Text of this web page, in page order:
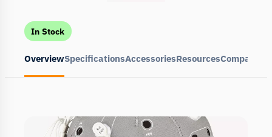
In Stock
OverviewSpecificationsAccessoriesResourcesCompare